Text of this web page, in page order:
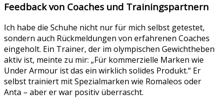
Feedback von Coaches und Trainingspartnern
Ich habe die Schuhe nicht nur für mich selbst getestet,
sondern auch Rückmeldungen von erfahrenen Coaches
eingeholt. Ein Trainer, der im olympischen Gewichtheben
aktiv ist, meinte zu mir: „Für kommerzielle Marken wie
Under Armour ist das ein wirklich solides Produkt.“ Er
selbst trainiert mit Spezialmarken wie Romaleos oder
Anta – aber er war positiv überrascht.